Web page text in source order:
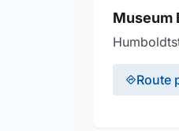
Museum
directionsRoute